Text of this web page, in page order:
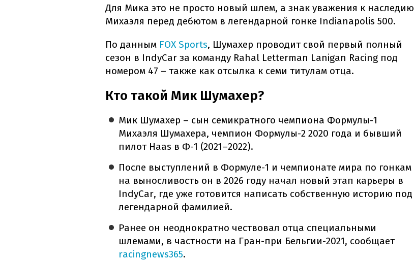
Для Мика это не просто новый шлем, а знак уважения к наследию
Михаэля перед дебютом в легендарной гонке Indianapolis 500.
По данным FOX Sports, Шумахер проводит свой первый полный
сезон в IndyCar за команду Rahal Letterman Lanigan Racing под
номером 47 – также как отсылка к семи титулам отца.
Кто такой Мик Шумахер?
Мик Шумахер – сын семикратного чемпиона Формулы-1
Михаэля Шумахера, чемпион Формулы-2 2020 года и бывший
пилот Haas в Ф-1 (2021–2022).
После выступлений в Формуле-1 и чемпионате мира по гонкам
на выносливость он в 2026 году начал новый этап карьеры в
IndyCar, где уже готовится написать собственную историю под
легендарной фамилией.
Ранее он неоднократно чествовал отца специальными
шлемами, в частности на Гран-при Бельгии-2021, сообщает
racingnews365.